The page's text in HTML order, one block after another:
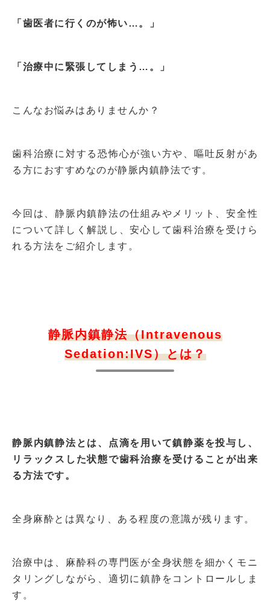
「歯医者に行くのが怖い…。」
「治療中に緊張してしまう…。」
こんなお悩みはありませんか？
歯科治療に対する恐怖心が強い方や、嘔吐反射があ
る方におすすめなのが静脈内鎮静法です。
今回は、静脈内鎮静法の仕組みやメリット、安全性
について詳しく解説し、安心して歯科治療を受けら
れる方法をご紹介します。
静脈内鎮静法（Intravenous
Sedation:IVS）とは？
静脈内鎮静法とは、点滴を用いて鎮静薬を投与し、
リラックスした状態で歯科治療を受けることが出来
る方法です。
全身麻酔とは異なり、ある程度の意識が残ります。
治療中は、麻酔科の専門医が全身状態を細かくモニ
タリングしながら、適切に鎮静をコントロールしま
す。